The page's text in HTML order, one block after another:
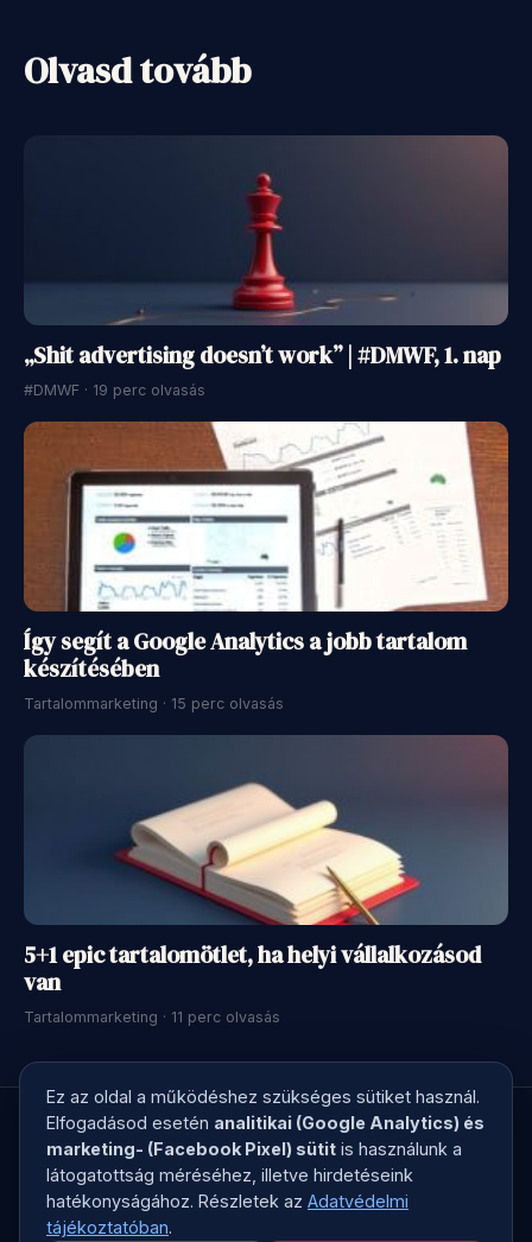
Olvasd tovább
„Shit advertising doesn’t work” | #DMWF, 1. nap
#DMWF · 19 perc olvasás
Így segít a Google Analytics a jobb tartalom
készítésében
Tartalommarketing · 15 perc olvasás
5+1 epic tartalomötlet, ha helyi vállalkozásod
van
Tartalommarketing · 11 perc olvasás
© 2026 Kreatív Kontroll · Megírjuk a marketingszövegedet, ami
elad
Ez az oldal a működéshez szükséges sütiket használ.
Elfogadásod esetén analitikai (Google Analytics) és
marketing- (Facebook Pixel) sütit is használunk a
látogatottság méréséhez, illetve hirdetéseink
hatékonyságához. Részletek az Adatvédelmi
tájékoztatóban.